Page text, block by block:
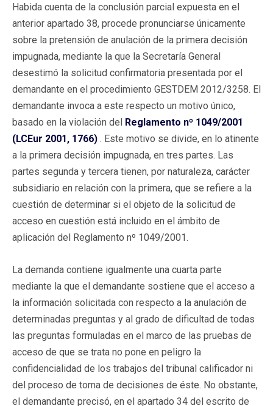
Habida cuenta de la conclusión parcial expuesta en el
anterior apartado 38, procede pronunciarse únicamente
sobre la pretensión de anulación de la primera decisión
impugnada, mediante la que la Secretaría General
desestimó la solicitud confirmatoria presentada por el
demandante en el procedimiento GESTDEM 2012/3258. El
demandante invoca a este respecto un motivo único,
basado en la violación del Reglamento nº 1049/2001
(LCEur 2001, 1766) . Este motivo se divide, en lo atinente
a la primera decisión impugnada, en tres partes. Las
partes segunda y tercera tienen, por naturaleza, carácter
subsidiario en relación con la primera, que se refiere a la
cuestión de determinar si el objeto de la solicitud de
acceso en cuestión está incluido en el ámbito de
aplicación del Reglamento nº 1049/2001.
La demanda contiene igualmente una cuarta parte
mediante la que el demandante sostiene que el acceso a
la información solicitada con respecto a la anulación de
determinadas preguntas y al grado de dificultad de todas
las preguntas formuladas en el marco de las pruebas de
acceso de que se trata no pone en peligro la
confidencialidad de los trabajos del tribunal calificador ni
del proceso de toma de decisiones de éste. No obstante,
el demandante precisó, en el apartado 34 del escrito de